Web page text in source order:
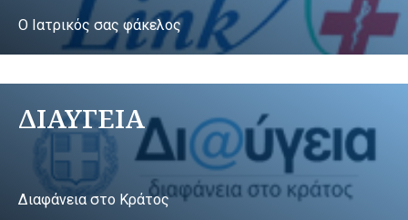
Ο Ιατρικός σας φάκελος
ΔΙΑΥΓΕΙΑ
Διαφάνεια στο Κράτος